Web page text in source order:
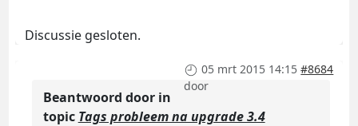
Discussie gesloten.
05 mrt 2015 14:15 #8684
door
Beantwoord door in
topic Tags probleem na upgrade 3.4